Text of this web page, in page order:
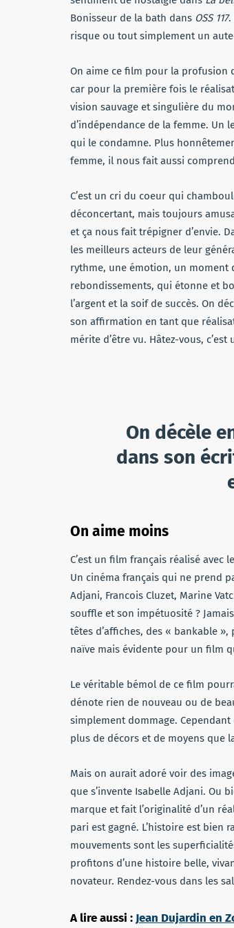
Bonisseur de la bath dans OSS 117.
risque ou tout simplement un
On aime ce film pour la profusion
car pour la première fois le
vision sauvage et singulière du
d’indépendance de la femme. Un
qui le condamne. Plus
femme, il nous fait aussi
C’est un cri du coeur qui
déconcertant, mais toujours
et ça nous fait trépigner d’envie.
les meilleurs acteurs de leur
rythme, une émotion, un moment
rebondissements, qui étonne et
l’argent et la soif de succès. On
son affirmation en tant que
mérite d’être vu. Hâtez-vous,
On décèle
dans son
On aime moins
C’est un film français réalisé avec
Un cinéma français qui ne prend
Adjani, Francois Cluzet, Marine
souffle et son impétuosité ?
têtes d’affiches, des « bankable
naïve mais évidente pour un film
Le véritable bémol de ce film
dénote rien de nouveau ou de
simplement dommage.
plus de décors et de moyens que
Mais on aurait adoré voir des
que s’invente Isabelle Adjani. Ou
marque et fait l’originalité d’un
pari est gagné. L’histoire est bien
mouvements sont les
profitons d’une histoire belle,
novateur. Rendez-vous dans les
A lire aussi : Jean Dujardin en